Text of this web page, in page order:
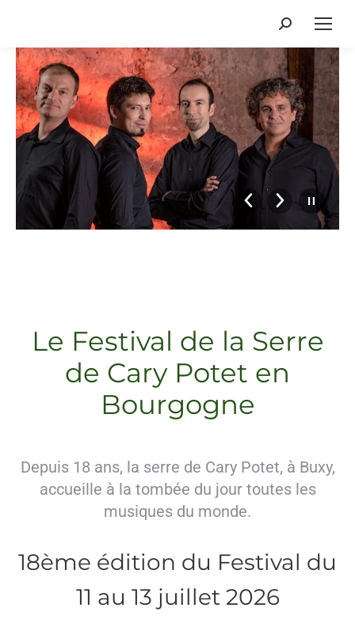
Recherche
:
Le Festival de la Serre
de Cary Potet en
Bourgogne
Depuis 18 ans, la serre de Cary Potet, à Buxy,
accueille à la tombée du jour toutes les
musiques du monde.
18ème édition du Festival du
11 au 13 juillet 2026